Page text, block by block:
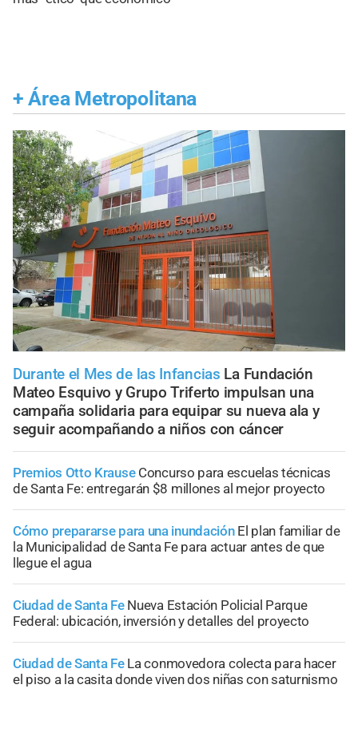
+ Área Metropolitana
Durante el Mes de las Infancias La Fundación
Mateo Esquivo y Grupo Triferto impulsan una
campaña solidaria para equipar su nueva ala y
seguir acompañando a niños con cáncer
Premios Otto Krause Concurso para escuelas técnicas
de Santa Fe: entregarán $8 millones al mejor proyecto
Cómo prepararse para una inundación El plan familiar de
la Municipalidad de Santa Fe para actuar antes de que
llegue el agua
Ciudad de Santa Fe Nueva Estación Policial Parque
Federal: ubicación, inversión y detalles del proyecto
Ciudad de Santa Fe La conmovedora colecta para hacer
el piso a la casita donde viven dos niñas con saturnismo